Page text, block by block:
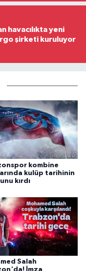
havacılıkta yeni
şirketi kuruluyor
kombine
kulüp tarihinin
kırdı
Salah